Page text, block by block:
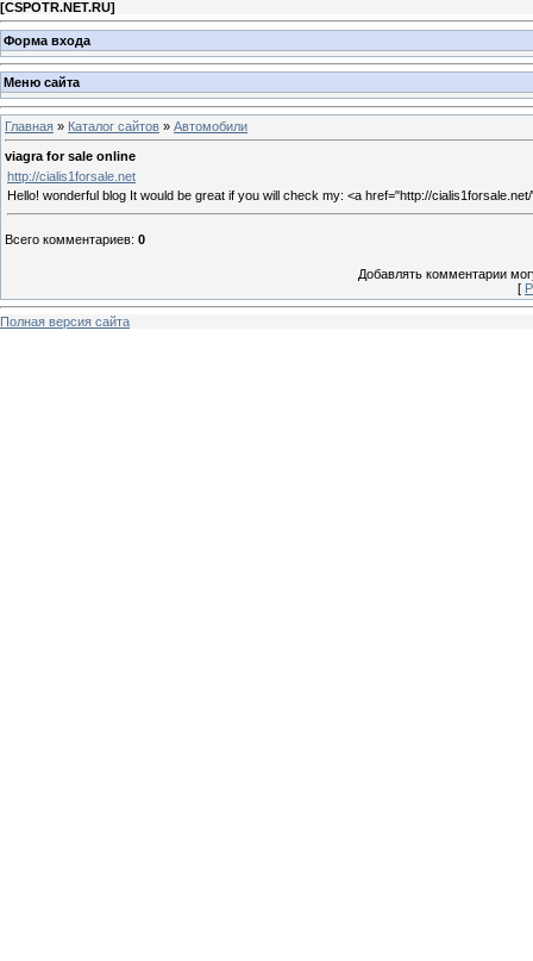
[CSPOTR.NET.RU]
Форма входа
Меню сайта
Главная » Каталог сайтов » Автомобили
viagra for sale online
http://cialis1forsale.net
Hello! wonderful blog It would be great if you will check my: <a href="http://
Всего комментариев: 0
Добавлять комментарии
[
Полная версия сайта